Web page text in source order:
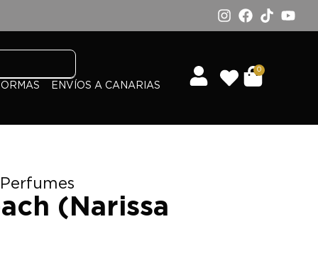
ENVÍOS A CANARIAS
0
(Narissa